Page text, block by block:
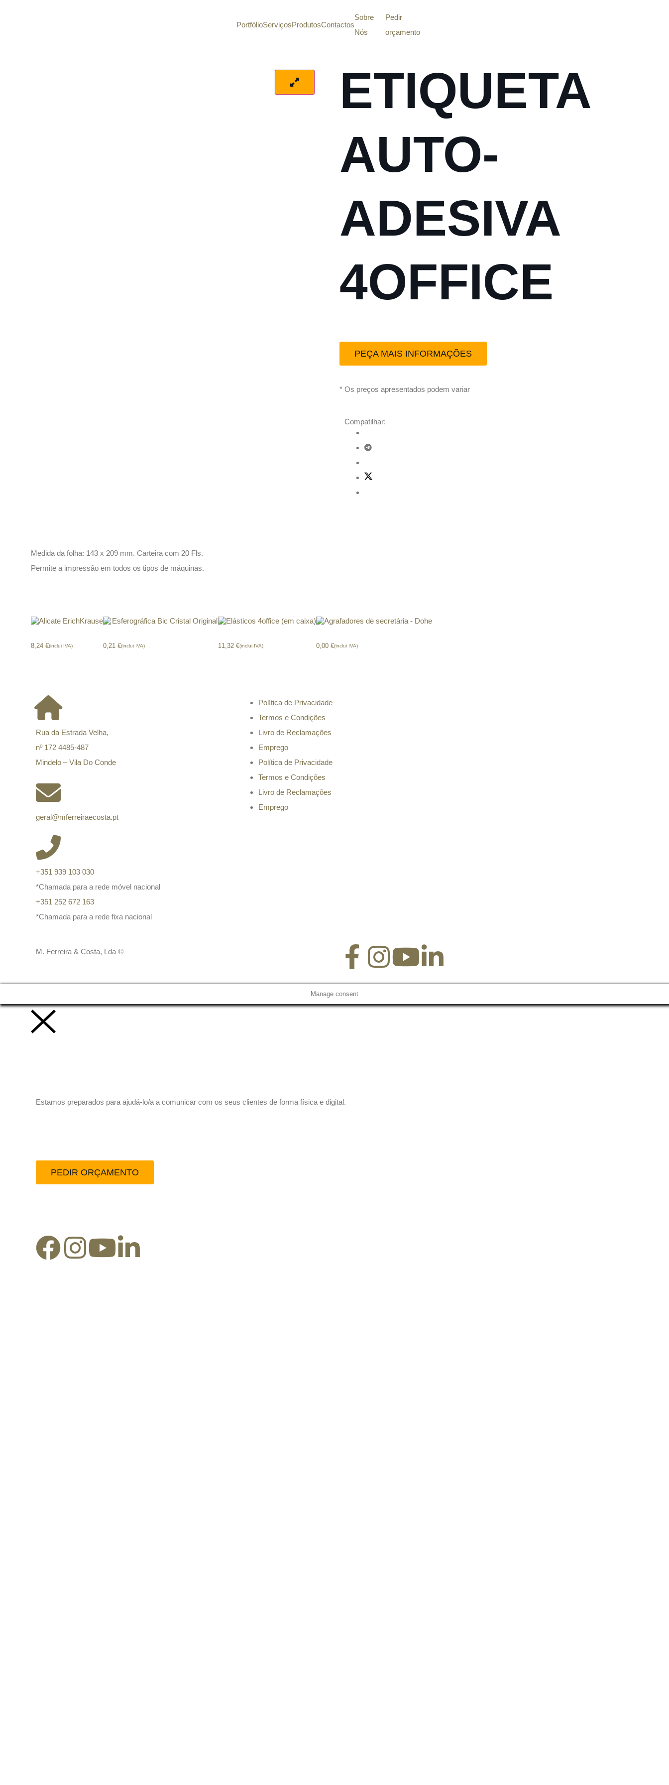
PortfólioServiçosProdutosContactos
Sobre
Nós
Pedir
orçamento
ETIQUETA
AUTO-
ADESIVA
4OFFICE
PEÇA MAIS INFORMAÇÕES
* Os preços apresentados podem variar
Compatilhar:
Medida da folha: 143 x 209 mm. Carteira com 20 Fls.
Permite a impressão em todos os tipos de máquinas.
8,24 €(inclui IVA) 0,21 €(inclui IVA) 11,32 €(inclui IVA) 0,00 €(inclui IVA)
Rua da Estrada Velha,
nº 172 4485-487
Mindelo – Vila Do Conde
geral@mferreiraecosta.pt
+351 939 103 030
*Chamada para a rede móvel nacional
+351 252 672 163
*Chamada para a rede fixa nacional
Política de Privacidade
Termos e Condições
Livro de Reclamações
Emprego
Política de Privacidade
Termos e Condições
Livro de Reclamações
Emprego
M. Ferreira & Costa, Lda ©
Manage consent
Estamos preparados para ajudá-lo/a a comunicar com os seus clientes de forma física e digital.
PEDIR ORÇAMENTO